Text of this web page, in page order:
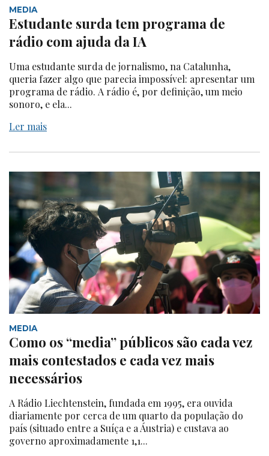
MEDIA
Estudante surda tem programa de
rádio com ajuda da IA
Uma estudante surda de jornalismo, na Catalunha,
queria fazer algo que parecia impossível: apresentar um
programa de rádio. A rádio é, por definição, um meio
sonoro, e ela...
Ler mais
MEDIA
Como os “media” públicos são cada vez
mais contestados e cada vez mais
necessários
A Rádio Liechtenstein, fundada em 1995, era ouvida
diariamente por cerca de um quarto da população do
país (situado entre a Suíça e a Áustria) e custava ao
governo aproximadamente 1,1...